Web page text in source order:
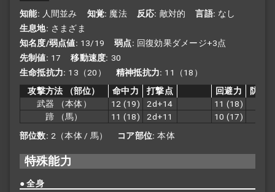
知能 人間並み 知覚 魔法 反応 敵対的 言語 なし
生息地
さまざま
知名度/弱点値
13/19 弱点
回復効果ダメージ+3点
先制値
17 移動速度
30
生命抵抗力
13（20） 精神抵抗力
11（18）
攻撃方法
（部位） 命中力 打撃点 回避力
防護
武器
（本体） 12 (19) 2d+14 11 (18)
蹄
（馬） 11 (18) 2d+11 10 (17)
部位数
2（本体 / 馬） コア部位 本体
特殊能力
● 全身